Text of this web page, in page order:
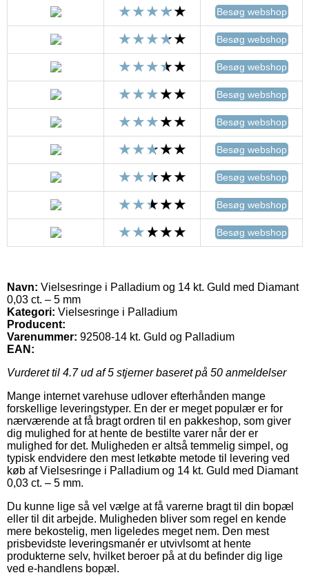
Besøg webshop
Besøg webshop
Besøg webshop
Besøg webshop
Besøg webshop
Besøg webshop
Besøg webshop
Besøg webshop
Besøg webshop
Navn: Vielsesringe i Palladium og 14 kt. Guld med Diamant
0,03 ct. – 5 mm
Kategori: Vielsesringe i Palladium
Producent:
Varenummer: 92508-14 kt. Guld og Palladium
EAN:
Vurderet til 4.7ud af 5 stjerner baseret på 50 anmeldelser
Mange internet varehuse udlover efterhånden mange
forskellige leveringstyper. En der er meget populær er for
nærværende at få bragt ordren til en pakkeshop, som giver
dig mulighed for at hente de bestilte varer når der er
mulighed for det. Muligheden er altså temmelig simpel, og
typisk endvidere den mest letkøbte metode til levering ved
køb af Vielsesringe i Palladium og 14 kt. Guld med Diamant
0,03 ct. – 5 mm.
Du kunne lige så vel vælge at få varerne bragt til din bopæl
eller til dit arbejde. Muligheden bliver som regel en kende
mere bekostelig, men ligeledes meget nem. Den mest
prisbevidste leveringsmanér er utvivlsomt at hente
produkterne selv, hvilket beroer på at du befinder dig lige
ved e-handlens bopæl.